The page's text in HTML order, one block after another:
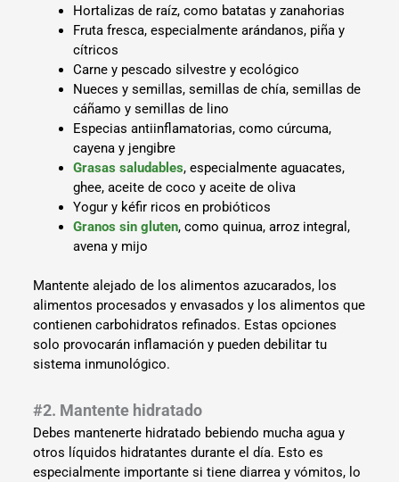
Hortalizas de raíz, como batatas y zanahorias
Fruta fresca, especialmente arándanos, piña y
cítricos
Carne y pescado silvestre y ecológico
Nueces y semillas, semillas de chía, semillas de
cáñamo y semillas de lino
Especias antiinflamatorias, como cúrcuma,
cayena y jengibre
Grasas saludables, especialmente aguacates,
ghee, aceite de coco y aceite de oliva
Yogur y kéfir ricos en probióticos
Granos sin gluten, como quinua, arroz integral,
avena y mijo
Mantente alejado de los alimentos azucarados, los
alimentos procesados ​​y envasados ​​y los alimentos que
contienen carbohidratos refinados. Estas opciones
solo provocarán inflamación y pueden debilitar tu
sistema inmunológico.
#2. Mantente hidratado
Debes mantenerte hidratado bebiendo mucha agua y
otros líquidos hidratantes durante el día. Esto es
especialmente importante si tiene diarrea y vómitos, lo